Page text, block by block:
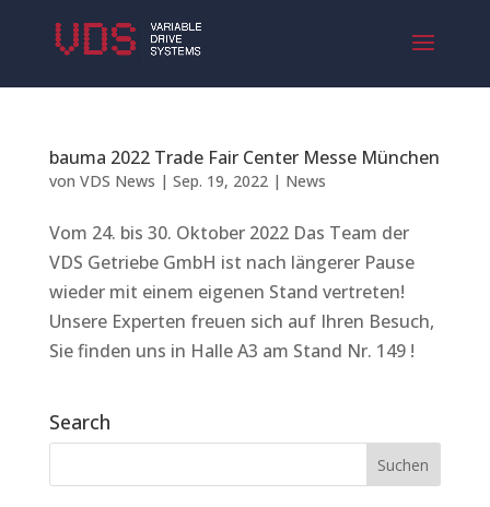
bauma 2022 Trade Fair Center Messe München
von VDS News | Sep. 19, 2022| News
Vom 24. bis 30. Oktober 2022 Das Team der
VDS Getriebe GmbH ist nach längerer Pause
wieder mit einem eigenen Stand vertreten!
Unsere Experten freuen sich auf Ihren Besuch,
Sie finden uns in Halle A3 am Stand Nr. 149 !
Search